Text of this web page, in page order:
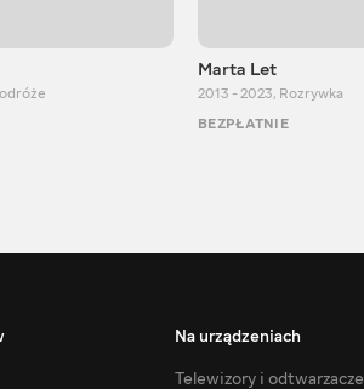
Marta Let
2013 - 2023, Rozrywka
BEZPŁATNIE
Na urządzeniach
Telewizory i odtwarzacze